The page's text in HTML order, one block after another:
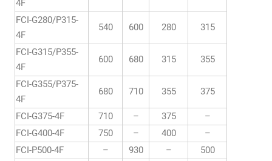
4F
FCI-G280/P315-
4F
540 600 280 315
FCI-G315/P355-
4F
600 680 315 355
FCI-G355/P375-
4F
680 710 355 375
FCI-G375-4F 710 – 375
–
FCI-G400-4F
750 – 400
–
FCI-P500-4F
– 930 –
500